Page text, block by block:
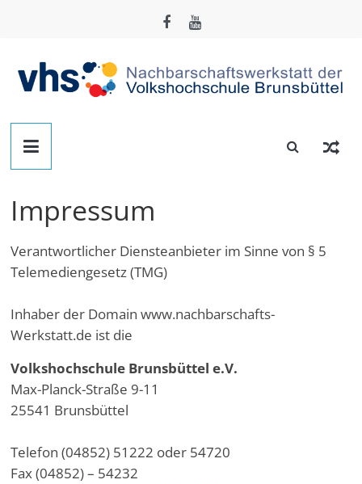
Nachbarschafts-
Werkstatt
Brunsbüttel
Der
Basteln,
Tüfteln,
Digitalisieren
und
Impressum
Verantwortlicher Diensteanbieter im Sinne von § 5
Telemediengesetz (TMG)
Inhaber der Domain www.nachbarschafts-
Werkstatt.de ist die
Volkshochschule Brunsbüttel e.V.
Max-Planck-Straße 9-11
25541 Brunsbüttel
Telefon (04852) 51222 oder 54720
Fax (04852) – 54232